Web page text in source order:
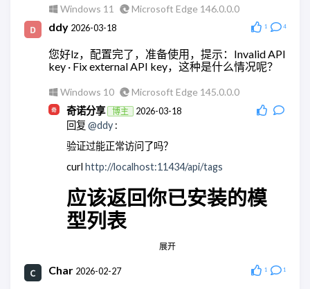
Windows 11 Chrome 148.0.0.0
wodty2026-05-28
有相关教学么，查了全都是ai。单纯消耗token太贵
了
Windows 11 Microsoft Edge 148.0.0.0
wodty2026-05-28
回复@奇诺分享
有相关教学么，查了全都是ai。单纯消耗token太贵
Windows 11
Microsoft Edge 148.0.0.0
奇诺分享
博主 2026-05-28
回复@wodty:
应该没有，都是集成大模型的。
Windows 11 Microsoft Edge 146.0.0.0
ddy 2026-03-18 1 4
您好lz，配置完了，准备使用，提示：Invalid API
key · Fix external API key，这种是什么情况呢？
Windows 10
Microsoft Edge 145.0.0.0
奇诺分享
博主 2026-03-18
回复 @ddy :
验证过能正常访问了吗？
curl http://localhost:11434/api/tags
应该返回你已安装的模
型列表
Android Quince Tart
ddy2026-03-18
展开
Char 2026-02-27 1 1